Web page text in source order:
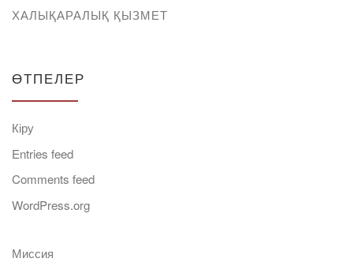
ХАЛЫҚАРАЛЫҚ ҚЫЗМЕТ
ӨТПЕЛЕР
Кіру
Entries feed
Comments feed
WordPress.org
Миссия